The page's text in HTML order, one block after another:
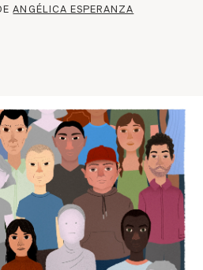
ANGÉLICA ESPERANZA